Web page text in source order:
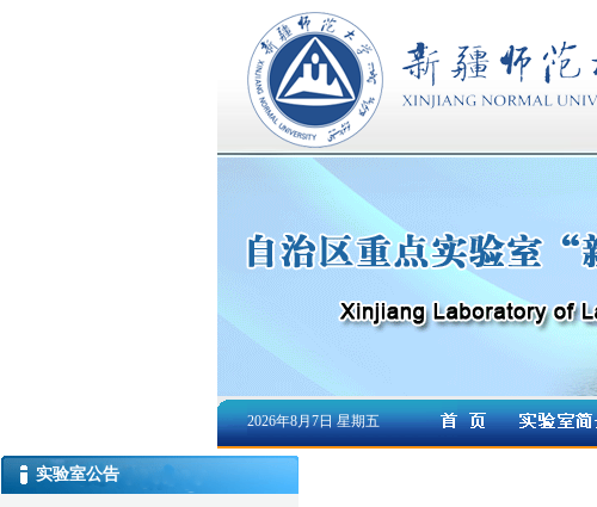
2026年8月7日 星期五
实验室公告